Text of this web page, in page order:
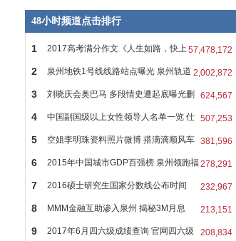
48小时频道点击排行
57,478,172
1 2017高考满分作文《人生如路，快上
车吧 2,002,872
2 泉州地铁1号线线路站点曝光 泉州轨道
交 624,567
3 刘晓庆会奥巴马 多段情史遭起底曝光删
507,253
4 中国副国级以上女性领导人名单一览 仕
381,596
5 空姐李明珠资料照片微博 搭滴滴顺风车
278,291
6 2015年中国城市GDP百强榜 泉州领跑福
建 232,967
7 2016硕士研究生国家分数线公布时间
201 213,151
8 MMM金融互助渗入泉州 揭秘3M月息
30%的 208,834
9 2017年6月四六级成绩查询 官网四六级